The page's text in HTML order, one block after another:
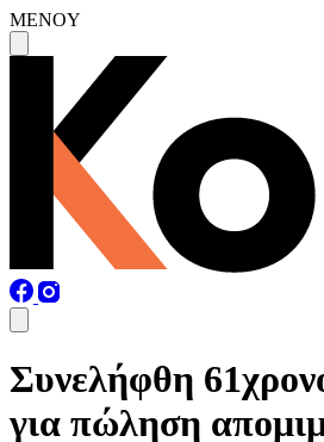
MENOY
Συνελήφθη
για πώληση